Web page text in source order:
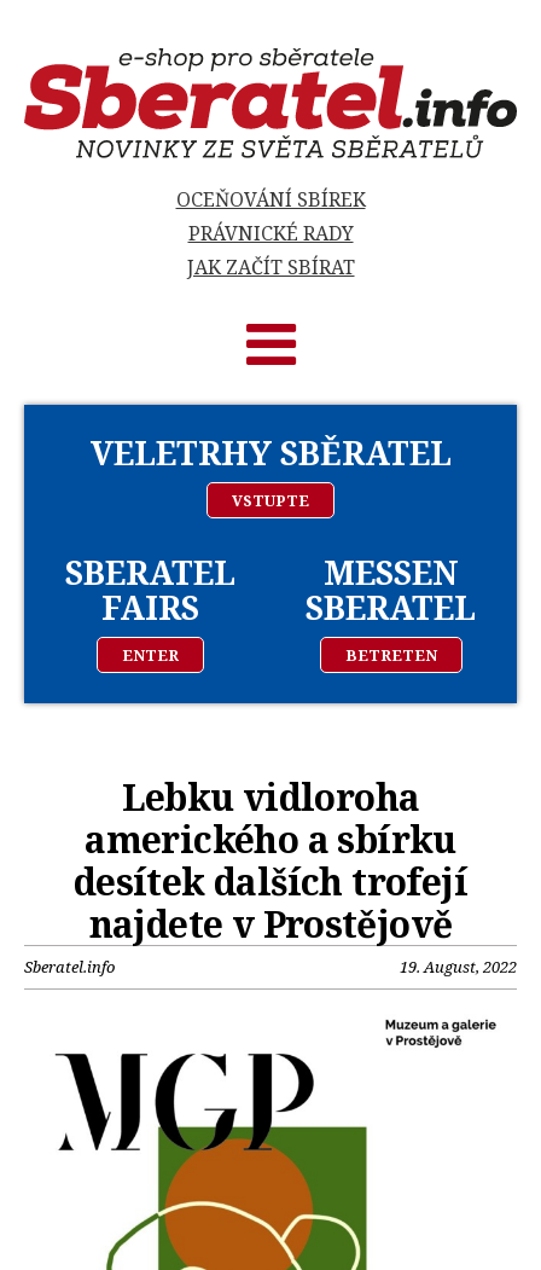
OCEŇOVÁNÍ SBÍREK
PRÁVNICKÉ RADY
JAK ZAČÍT SBÍRAT
VELETRHY SBĚRATEL
VSTUPTE
SBERATEL
FAIRS
ENTER
MESSEN
SBERATEL
BETRETEN
Lebku vidloroha
amerického a sbírku
desítek dalších trofejí
najdete v Prostějově
Sberatel.info 19. August, 2022